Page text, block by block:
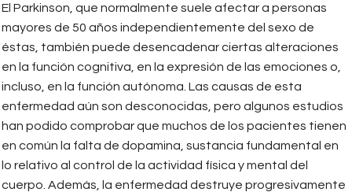
El Parkinson, que normalmente suele afectar a personas
mayores de 50 años independientemente del sexo de
éstas, también puede desencadenar ciertas alteraciones
en la función cognitiva, en la expresión de las emociones o,
incluso, en la función autónoma. Las causas de esta
enfermedad aún son desconocidas, pero algunos estudios
han podido comprobar que muchos de los pacientes tienen
en común la falta de dopamina, sustancia fundamental en
lo relativo al control de la actividad física y mental del
cuerpo. Además, la enfermedad destruye progresivamente